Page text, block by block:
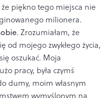
piękno tego miejsca nie
milionera.
. Zrozumiałam, że
od mojego zwykłego życia,
oszukać. Moja
pracy, była czymś
dumy, moim własnym
wymyślonym na